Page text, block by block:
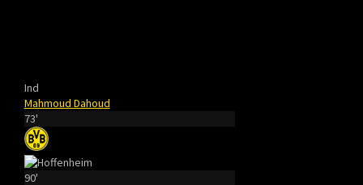
Ind
Mahmoud Dahoud
73'
90'